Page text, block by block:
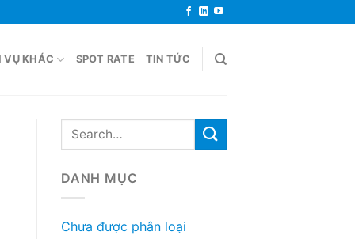
VỤ KHÁC SPOT RATE TIN TỨC
DANH MỤC
Chưa được phân loại